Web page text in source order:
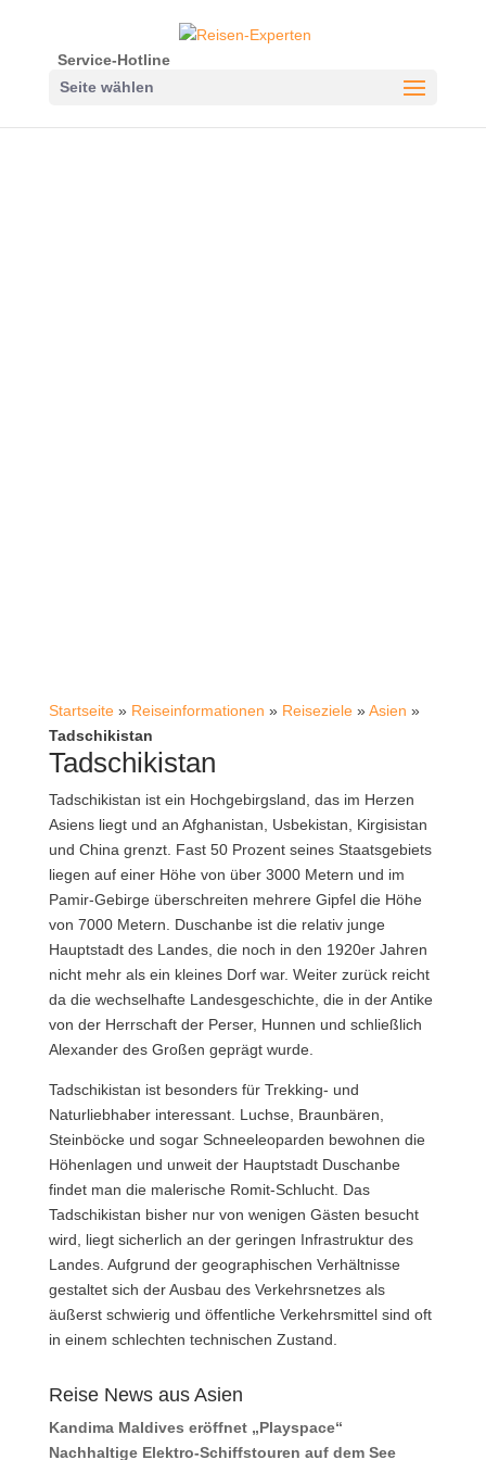
Service-Hotline
Seite wählen
Startseite» Reiseinformationen » Reiseziele»Asien »
Tadschikistan
Tadschikistan
Tadschikistan ist ein Hochgebirgsland, das im Herzen
Asiens liegt und an Afghanistan, Usbekistan, Kirgisistan
und China grenzt. Fast 50 Prozent seines Staatsgebiets
liegen auf einer Höhe von über 3000 Metern und im
Pamir-Gebirge überschreiten mehrere Gipfel die Höhe
von 7000 Metern. Duschanbe ist die relativ junge
Hauptstadt des Landes, die noch in den 1920er Jahren
nicht mehr als ein kleines Dorf war. Weiter zurück reicht
da die wechselhafte Landesgeschichte, die in der Antike
von der Herrschaft der Perser, Hunnen und schließlich
Alexander des Großen geprägt wurde.
Tadschikistan ist besonders für Trekking- und
Naturliebhaber interessant. Luchse, Braunbären,
Steinböcke und sogar Schneeleoparden bewohnen die
Höhenlagen und unweit der Hauptstadt Duschanbe
findet man die malerische Romit-Schlucht. Das
Tadschikistan bisher nur von wenigen Gästen besucht
wird, liegt sicherlich an der geringen Infrastruktur des
Landes. Aufgrund der geographischen Verhältnisse
gestaltet sich der Ausbau des Verkehrsnetzes als
äußerst schwierig und öffentliche Verkehrsmittel sind oft
in einem schlechten technischen Zustand.
Reise News aus Asien
Kandima Maldives eröffnet „Playspace“
Nachhaltige Elektro-Schiffstouren auf dem See